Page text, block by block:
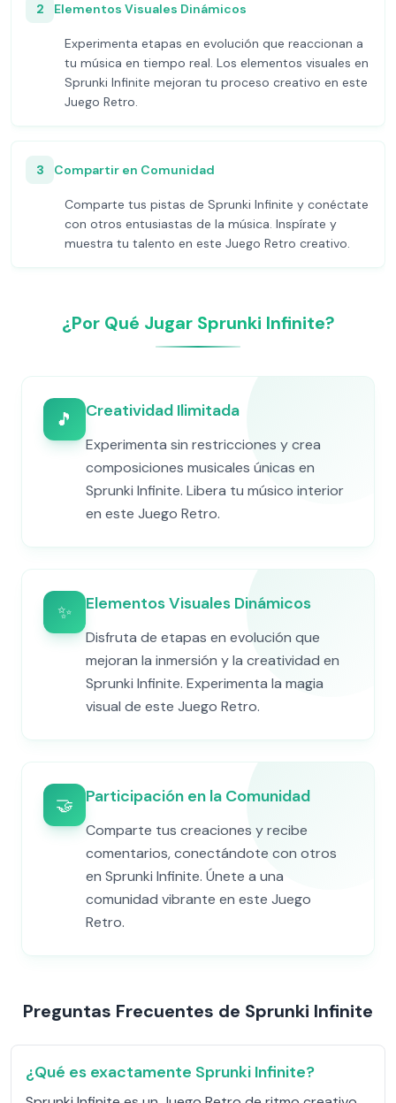
2 Elementos Visuales Dinámicos
Experimenta etapas en evolución que reaccionan a
tu música en tiempo real. Los elementos visuales en
Sprunki Infinite mejoran tu proceso creativo en este
Juego Retro.
3 Compartir en Comunidad
Comparte tus pistas de Sprunki Infinite y conéctate
con otros entusiastas de la música. Inspírate y
muestra tu talento en este Juego Retro creativo.
¿Por Qué Jugar Sprunki Infinite?
🎵 Creatividad Ilimitada
Experimenta sin restricciones y crea
composiciones musicales únicas en
Sprunki Infinite. Libera tu músico interior
en este Juego Retro.
✨ Elementos Visuales Dinámicos
Disfruta de etapas en evolución que
mejoran la inmersión y la creatividad en
Sprunki Infinite. Experimenta la magia
visual de este Juego Retro.
🤝 Participación en la Comunidad
Comparte tus creaciones y recibe
comentarios, conectándote con otros
en Sprunki Infinite. Únete a una
comunidad vibrante en este Juego
Retro.
Preguntas Frecuentes de Sprunki Infinite
¿Qué es exactamente Sprunki Infinite?